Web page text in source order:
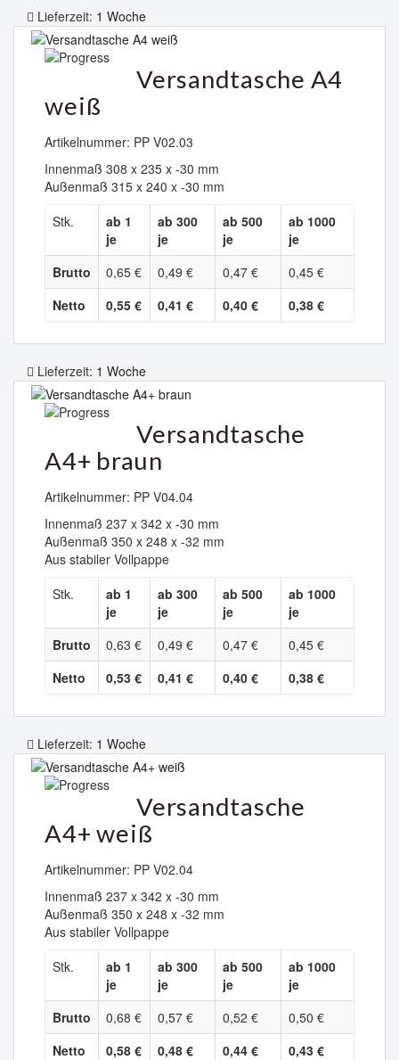
Lieferzeit: 1 Woche
Versandtasche A4
weiß
Artikelnummer: PP V02.03
Innenmaß 308 x 235 x -30 mm
Außenmaß 315 x 240 x -30 mm
Stk.
ab 1
je
ab 300
je
ab 500
je
ab 1000
je
Brutto
0,65 € 0,49 € 0,47 €
0,45 €
Netto
0,55 € 0,41 € 0,40 € 0,38 €
Lieferzeit: 1 Woche
Versandtasche
A4+ braun
Artikelnummer: PP V04.04
Innenmaß 237 x 342 x -30 mm
Außenmaß 350 x 248 x -32 mm
Aus stabiler Vollpappe
Stk.
ab 1
je
ab 300
je
ab 500
je
ab 1000
je
Brutto
0,63 € 0,49 € 0,47 €
0,45 €
Netto
0,53 € 0,41 € 0,40 € 0,38 €
Lieferzeit: 1 Woche
Versandtasche
A4+ weiß
Artikelnummer: PP V02.04
Innenmaß 237 x 342 x -30 mm
Außenmaß 350 x 248 x -32 mm
Aus stabiler Vollpappe
Stk.
ab 1
je
ab 300
je
ab 500
je
ab 1000
je
Brutto
0,68 € 0,57 € 0,52 €
0,50 €
Netto
0,58 € 0,48 € 0,44 € 0,43 €